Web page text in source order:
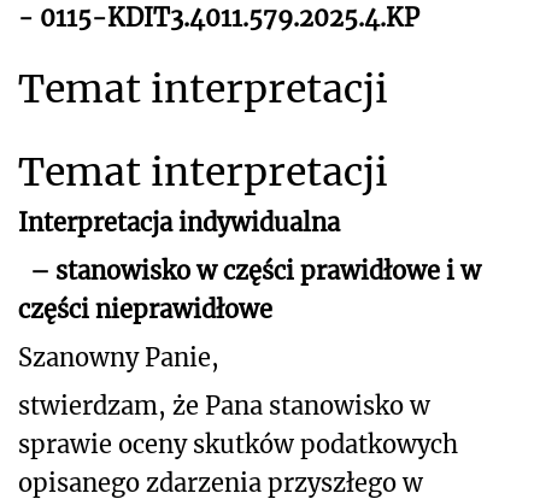
- 0115-KDIT3.4011.579.2025.4.KP
Temat interpretacji
Temat interpretacji
Interpretacja indywidualna
– stanowisko w części prawidłowe i w
części nieprawidłowe
Szanowny Panie,
stwierdzam, że Pana stanowisko w
sprawie oceny skutków podatkowych
opisanego zdarzenia przyszłego w